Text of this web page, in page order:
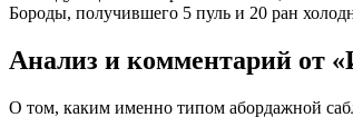
Бороды, получившего 5 пуль и 20 ран
Анализ и комментарий от
О том, каким именно типом абордажной